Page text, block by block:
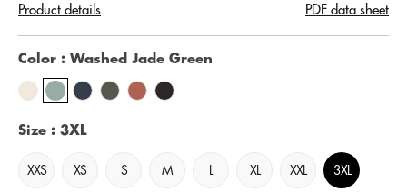
Product details PDF data sheet
Color : Washed Jade Green
Size : 3XL
XXS XS S M XL XXL 3XL